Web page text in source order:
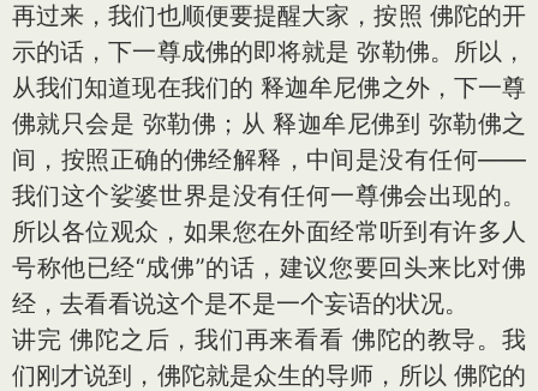
再过来，我们也顺便要提醒大家，按照 佛陀的开
示的话，下一尊成佛的即将就是 弥勒佛。所以，
从我们知道现在我们的 释迦牟尼佛之外，下一尊
佛就只会是 弥勒佛；从 释迦牟尼佛到 弥勒佛之
间，按照正确的佛经解释，中间是没有任何——
我们这个娑婆世界是没有任何一尊佛会出现的。
所以各位观众，如果您在外面经常听到有许多人
号称他已经“成佛”的话，建议您要回头来比对佛
经，去看看说这个是不是一个妄语的状况。
讲完 佛陀之后，我们再来看看 佛陀的教导。我
们刚才说到，佛陀就是众生的导师，所以 佛陀的